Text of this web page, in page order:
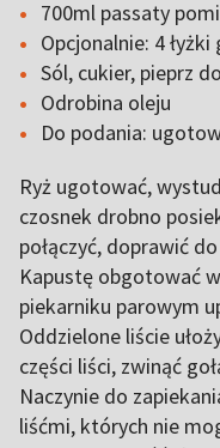
700ml passaty
Opcjonalnie: 4
Sól, cukier, pieprz
Odrobina oleju
Do podania:
Ryż ugotować,
czosnek drobno
połączyć, doprawić
Kapustę obgotować
piekarniku parowym
Oddzielone liście
części liści, zwinąć
Naczynie do
liśćmi, których nie